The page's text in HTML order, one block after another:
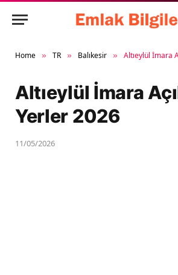
Home » TR » Balıkesir » Altıeylül İmara
Altıeylül İmara
Yerler 2026
11/05/2026